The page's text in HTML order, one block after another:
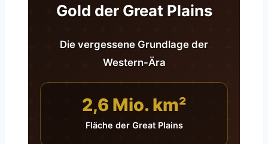
Gold der Great Plains
Die vergessene Grundlage der
Western-Ära
2,6 Mio. km²
Fläche der Great Plains